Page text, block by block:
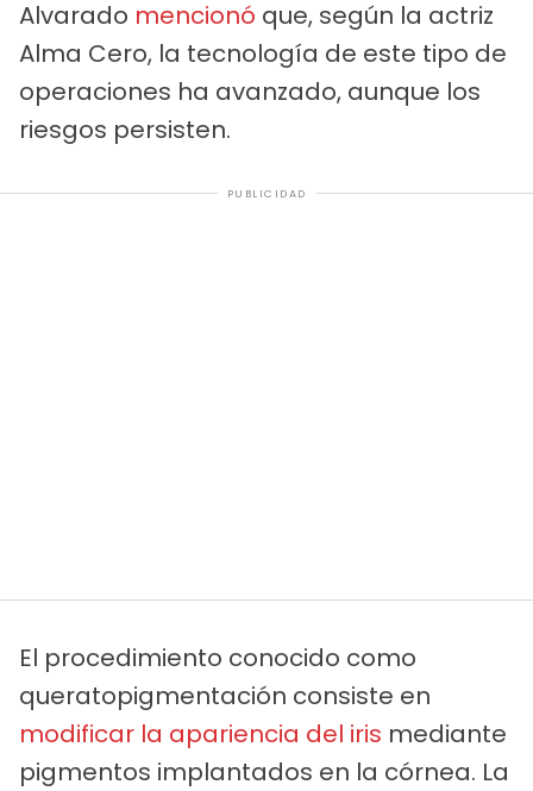
Alvarado mencionó que, según la actriz
Alma Cero, la tecnología de este tipo de
operaciones ha avanzado, aunque los
riesgos persisten.
PUBLICIDAD
El procedimiento conocido como
queratopigmentación consiste en
modificar la apariencia del iris mediante
pigmentos implantados en la córnea. La